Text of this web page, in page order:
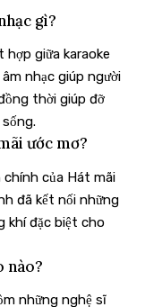
gì?
giữa karaoke
nhạc giúp người
thời giúp đỡ
ước mơ?
chính của Hát mãi
đã kết nối những
khí đặc biệt cho
nào?
những nghệ sĩ